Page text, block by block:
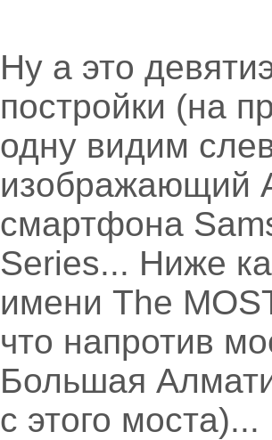
Ну а это
постройки (на
одну видим
изображающий
смартфона
Series... Ниже
имени The
что напротив
Большая
с этого моста)...